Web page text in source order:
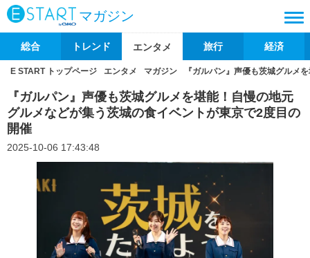
マガジン
総合 トレンド エンタメ 旅行 経済
E START トップページ エンタメ マガジン 『ガルパン』声優も茨城グルメ
『ガルパン』声優も茨城グルメを堪能！自慢の地元
グルメなどが集う茨城の食イベントが東京で2度目の
開催
2025-10-06 17:43:48